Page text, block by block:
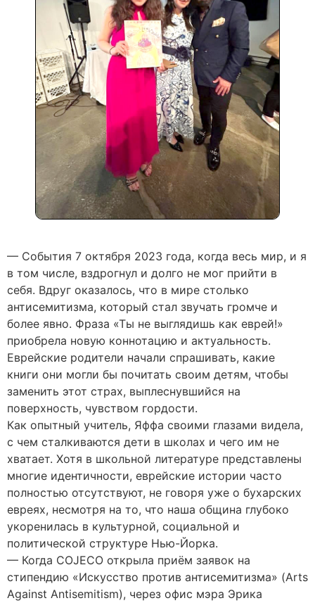
— События 7 октября 2023 года, когда весь мир, и я
в том числе, вздрогнул и долго не мог прийти в
себя. Вдруг оказалось, что в мире столько
антисемитизма, который стал звучать громче и
более явно. Фраза «Ты не выглядишь как еврей!»
приобрела новую коннотацию и актуальность.
Еврейские родители начали спрашивать, какие
книги они могли бы почитать своим детям, чтобы
заменить этот страх, выплеснувшийся на
поверхность, чувством гордости.
Как опытный учитель, Яффа своими глазами видела,
с чем сталкиваются дети в школах и чего им не
хватает. Хотя в школьной литературе представлены
многие идентичности, еврейские истории часто
полностью отсутствуют, не говоря уже о бухарских
евреях, несмотря на то, что наша община глубоко
укоренилась в культурной, социальной и
политической структуре Нью-Йорка.
— Когда COJECO открыла приём заявок на
стипендию «Искусство против антисемитизма» (Arts
Against Antisemitism), через офис мэра Эрика